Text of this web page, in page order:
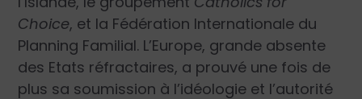
Choice, et la Fédération Internationale du
Planning Familial. L’Europe, grande absente
des Etats réfractaires, a prouvé une fois de
plus sa soumission à l’idéologie et l’autorité